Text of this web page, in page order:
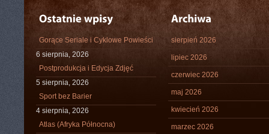
Gorące Seriale i Cyklowe Powieści
6 sierpnia, 2026
Postprodukcja i Edycja Zdjęć
5 sierpnia, 2026
Sport bez Barier
4 sierpnia, 2026
Atlas (Afryka Północna)
sierpień 2026
lipiec 2026
czerwiec 2026
maj 2026
kwiecień 2026
marzec 2026